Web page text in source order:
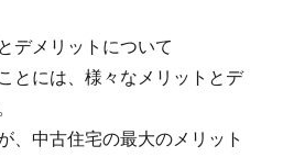
デメリットについて
とには、様々なメリットとデ
、中古住宅の最大のメリット